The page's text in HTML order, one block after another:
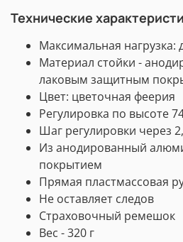
Технические
Максимальная нагрузка:
Материал стойки -
лаковым защитным
Цвет: цветочная феерия
Регулировка по высоте
Шаг регулировки через
Из анодированный
покрытием
Прямая пластмассовая
Не оставляет следов
Страховочный ремешок
Вес - 320 г